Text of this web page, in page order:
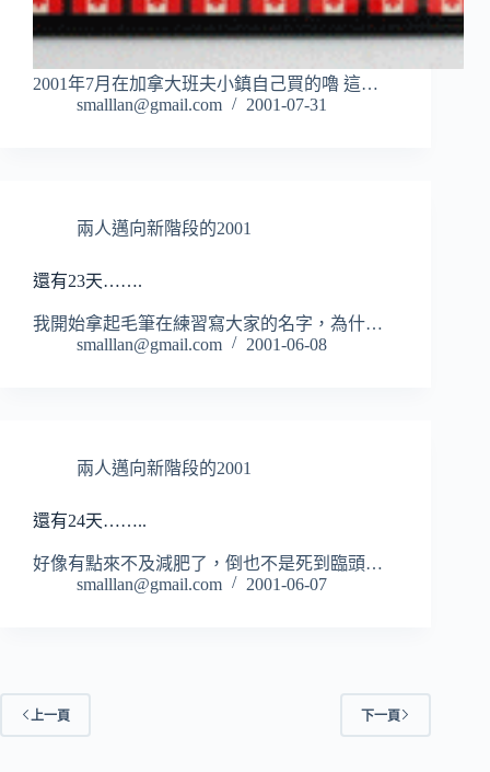
2001年7月在加拿大班夫小鎮自己買的嚕 這…
smalllan@gmail.com
2001-07-31
兩人邁向新階段的2001
還有23天…….
我開始拿起毛筆在練習寫大家的名字，為什…
smalllan@gmail.com
2001-06-08
兩人邁向新階段的2001
還有24天……..
好像有點來不及減肥了，倒也不是死到臨頭…
smalllan@gmail.com
2001-06-07
上一頁 下一頁